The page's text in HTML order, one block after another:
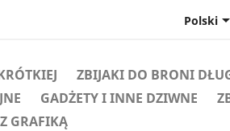
Polski
ZBIJAKI DO BRONI
GADŻETY I INNE DZIWNE
GRAFIKĄ